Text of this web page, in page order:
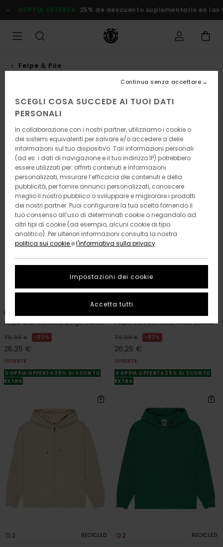
alla
selezione
griglie
25% de descuento suplementario en las Ofertas
Felpe & Pile
pile Felpe con Zip Felpe con Cappuccio
Filtra e Ordina 27 Risultati
Salta
criteri
ricerca
visualizza
ordine
Icon Embroidery
Felpa con cerniera Beige Uomo
70,00 € 63%
26,25 €
OFFERTE
DOPPIA OFFERTA 25% DI SCONTO
EXTRA
Felpa con cerniera Viola Uomo
70,00 € 63%
26,25 €
OFFERTE
DOPPIA OFFERTA 25% DI SCONTO
EXTRA
2 RECYCLED 2 RECYCLED
SCEGLI COSA SUCCEDE AI TUOI DATI
PERSONALI
In collaborazione con i nostri partner, utilizziamo i cookie o
dei sistemi equivalenti per salvare e/o accedere a delle
informazioni sul tuo dispositivo. Tali informazioni personali
(ad es. i dati di navigazione e il tuo indirizzo IP) potrebbero
essere utilizzati per: offrirti contenuti e informazioni
personalizzati, misurare l’efficacia dei contenuti e della
pubblicità, per fornire annunci personalizzati, conoscere
meglio il nostro pubblico o sviluppare e migliorare i prodotti
dei nostri partner. Puoi configurare la tua scelta fornendo il
tuo consenso all’uso di determinati cookie o negandolo ad
altri tipi di cookie (ad esempio, alcuni cookie di tipo
analitico). Per ulteriori informazioni consulta la nostra
politica sui cookie el'informativa sulla privacy.
Impostazioni dei cookie
Continua senza accettare
Accetta tutti